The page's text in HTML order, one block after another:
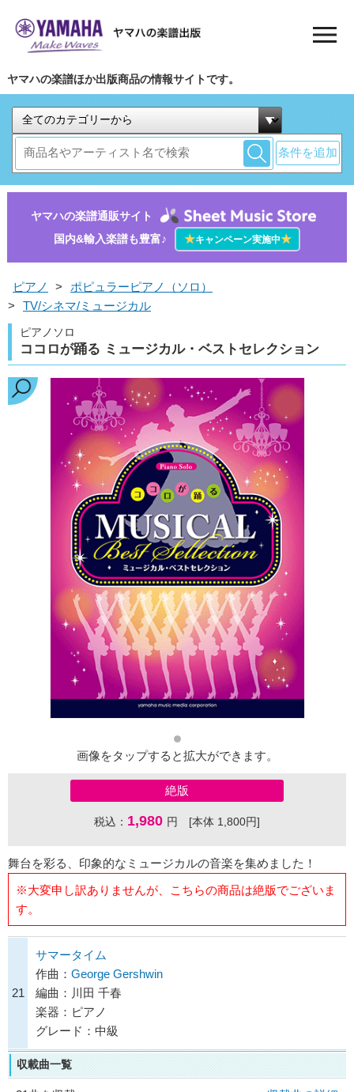
ヤマハの楽譜ほか出版商品の情報サイトです。
条件を追加
ヤマハの楽譜通販サイト
国内&輸入楽譜も豊富♪
★キャンペーン実施中★
ピアノ >
ポピュラーピアノ（ソロ）
>
TV/シネマ/ミュージカル
ピアノソロ
ココロが踊る ミュージカル・ベストセレクション
画像をタップすると拡大ができます。
絶版
税込： 1,980 円 [本体 1,800円]
舞台を彩る、印象的なミュージカルの音楽を集めました！
※大変申し訳ありませんが、こちらの商品は絶版でございま
す。
21
サマータイム
作曲： George Gershwin
編曲：川田 千春
楽器：ピアノ
グレード：中級
収載曲一覧